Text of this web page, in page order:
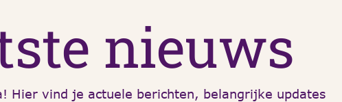
nieuws
Hier vind je actuele berichten, belangrijke updates